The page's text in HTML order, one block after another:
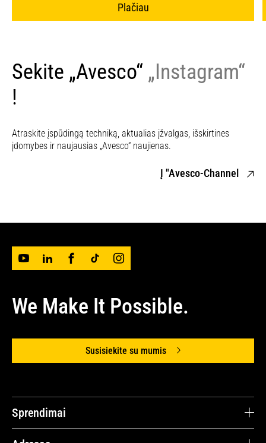
Plačiau
Sekite „Avesco“ „Instagram“
!
Atraskite įspūdingą techniką, aktualias įžvalgas, išskirtines
įdomybes ir naujausias „Avesco“ naujienas.
Į "Avesco-Channel
We Make It Possible.
Susisiekite su mumis
Sprendimai